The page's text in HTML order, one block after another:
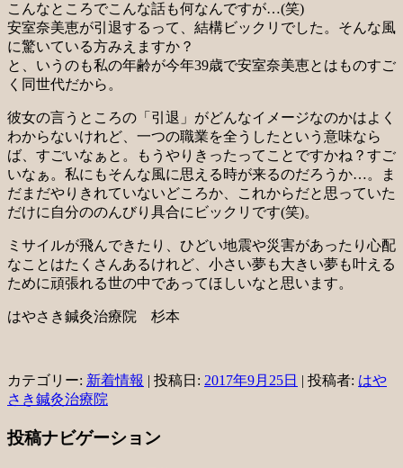
こんなところでこんな話も何なんですが…(笑)
安室奈美恵が引退するって、結構ビックリでした。そんな風
に驚いている方みえますか？
と、いうのも私の年齢が今年39歳で安室奈美恵とはものすご
く同世代だから。
彼女の言うところの「引退」がどんなイメージなのかはよく
わからないけれど、一つの職業を全うしたという意味なら
ば、すごいなぁと。もうやりきったってことですかね？すご
いなぁ。私にもそんな風に思える時が来るのだろうか…。ま
だまだやりきれていないどころか、これからだと思っていた
だけに自分ののんびり具合にビックリです(笑)。
ミサイルが飛んできたり、ひどい地震や災害があったり心配
なことはたくさんあるけれど、小さい夢も大きい夢も叶える
ために頑張れる世の中であってほしいなと思います。
はやさき鍼灸治療院 杉本
カテゴリー: 新着情報 | 投稿日: 2017年9月25日 | 投稿者: はや
さき鍼灸治療院
投稿ナビゲーション